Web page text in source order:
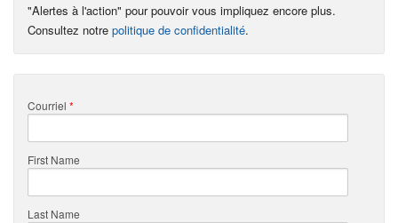
"Alertes à l'action" pour pouvoir vous impliquez encore plus.
Consultez notre politique de confidentialité.
Courriel *
First Name
Last Name